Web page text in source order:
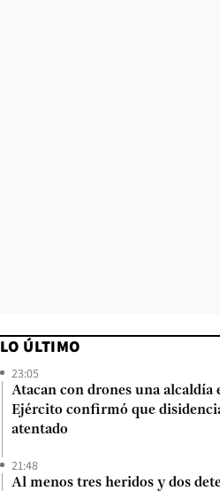
LO ÚLTIMO
23:05
Atacan con drones una alcaldía
Ejército confirmó que
atentado
21:48
Al menos tres heridos y dos